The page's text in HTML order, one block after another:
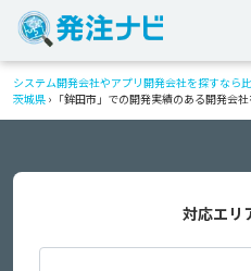
システム開発会社やアプリ開発会社を探すなら
茨城県 › 「鉾田市」での開発実績のある開発会
対応エリ